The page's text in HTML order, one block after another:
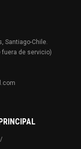
Santiago-Chile.
fuera de servicio)